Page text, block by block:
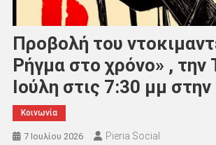
Προβολή του
Ρήγμα στο χρόνο» , την
Ιούλη στις 7:30 μμ στην
Κοινωνία
7 Ιουλίου 2026 Pieria Social